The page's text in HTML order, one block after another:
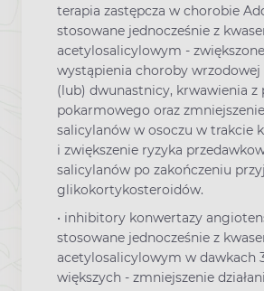
terapia zastępcza w chorobie
stosowane jednocześnie z
acetylosalicylowym -
wystąpienia choroby wrzodowej
(lub) dwunastnicy, krwawienia z
pokarmowego oraz
salicylanów w osoczu w trakcie
i zwiększenie ryzyka
salicylanów po zakończeniu
glikokortykosteroidów.
• inhibitory konwertazy
stosowane jednocześnie z
acetylosalicylowym w dawkach
większych - zmniejszenie